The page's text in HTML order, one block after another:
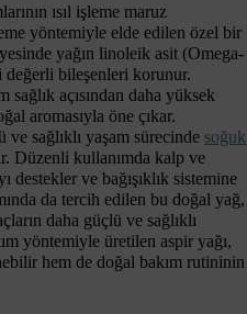
ısıl işleme maruz
yöntemiyle elde edilen özel bir
yağın linoleik asit (Omega-
bileşenleri korunur.
sağlık açısından daha yüksek
aromasıyla öne çıkar.
sağlıklı yaşam sürecinde soğuk
Düzenli kullanımda kalp ve
destekler ve bağışıklık sistemine
da tercih edilen bu doğal yağ,
daha güçlü ve sağlıklı
yöntemiyle üretilen aspir yağı,
hem de doğal bakım rutininin